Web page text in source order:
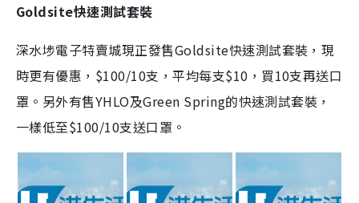
Goldsite快速測試套裝
深水埗電子特賣城現正發售Goldsite快速測試套裝，現
時更有優惠，$100/10支，平均每支$10，買10支再送口
罩。另外有售YHLO及Green Spring的快速測試套裝，
一樣低至$100/10支送口罩。